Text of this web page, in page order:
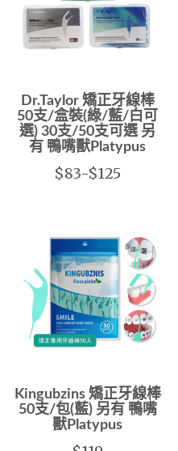
Dr.Taylor 矯正牙線棒
50支/盒裝(綠/藍/白可
選) 30支/50支可選 另
有 鴨嘴獸Platypus
$83-$125
Kingubzins 矯正牙線棒
50支/包(藍) 另有 鴨嘴
獸Platypus